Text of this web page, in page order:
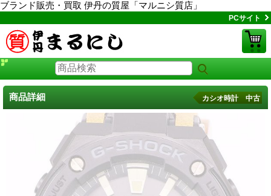
ブランド販売・買取 伊丹の質屋「マルニシ質店」
PCサイト
商品詳細 カシオ時計 中古